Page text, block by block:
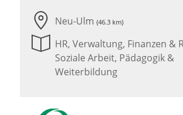
Neu-Ulm (46.3 km)
HR, Verwaltung, Finanzen &
Soziale Arbeit, Pädagogik &
Weiterbildung